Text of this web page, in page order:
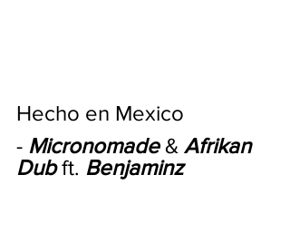
Hecho en Mexico
- Micronomade & Afrikan
Dub ft. Benjaminz